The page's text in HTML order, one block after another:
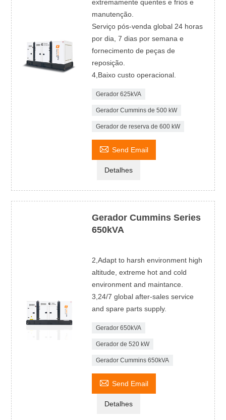
extremamente quentes e frios e
manutenção.
Serviço pós-venda global 24 horas
por dia, 7 dias por semana e
fornecimento de peças de
reposição.
4,Baixo custo operacional.
Gerador 625kVA
Gerador Cummins de 500 kW
Gerador de reserva de 600 kW
 Send Email
Detalhes
Gerador Cummins Series
650kVA
2,Adapt to harsh environment high
altitude, extreme hot and cold
environment and maintance.
3,24/7 global after-sales service
and spare parts supply.
Gerador 650kVA
Gerador de 520 kW
Gerador Cummins 650kVA
 Send Email
Detalhes